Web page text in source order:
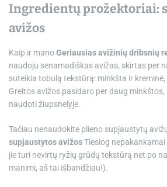
Ingredientų prožektoriai:
avižos
Kaip ir manoGeriausias avižinių dribsnių
naudoju senamadiškas avižas, skirtas per
suteikia tobulą tekstūrą: minkšta ir
Greitos avižos pasidaro per daug
naudoti žiupsnelyje.
Tačiau nenaudokite plieno supjaustytų
supjaustytos avižosTiesiog
jie turi nevirtų ryžių grūdų tekstūrą net po
manimi, aš tai išbandžiau!).